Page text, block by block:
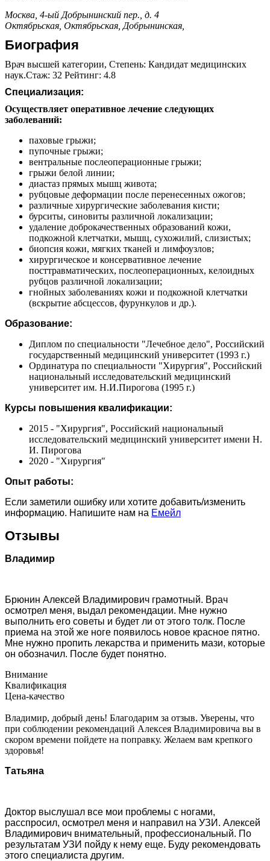
Москва, 4-ый Добрынинский пер., д. 4
Октябрьская, Октябрьская, Добрынинская,
Биография
Врач высшей категории, Степень: Кандидат медицинских
наук.Стаж: 32 Рейтинг: 4.8
Специализация:
Осуществляет оперативное лечение следующих
заболеваний:
паховые грыжи;
пупочные грыжи;
вентральные послеоперационные грыжи;
грыжи белой линии;
диастаз прямых мышц живота;
рубцовые деформации после перенесенных ожогов;
различные хирургические заболевания кисти;
бурситы, синовиты различной локализации;
удаление доброкачественных образований кожи,
подкожной клетчатки, мышц, сухожилий, слизистых;
биопсия кожи, мягких тканей и лимфоузлов;
хирургическое и консервативное лечение
посттравматических, послеоперационных, келоидных
рубцов различной локализации;
гнойных заболеваниях кожи и подкожной клетчатки
(вскрытие абсцессов, фурункулов и др.).
Образование:
Диплом по специальности "Лечебное дело", Российский
государственный медицинский университет (1993 г.)
Ординатура по специальности "Хирургия", Российский
национальный исследовательский медицинский
университет им. Н.И.Пирогова (1995 г.)
Курсы повышения квалификации:
2015 - "Хирургия", Российский национальный
исследовательский медицинский университет имени Н.
И. Пирогова
2020 - "Хирургия"
Опыт работы:
Если заметили ошибку или хотите добавить/изменить
информацию. Напишите нам на Емейл
Отзывы
Владимир
Брюнин Алексей Владимирович грамотный. Врач
осмотрел меня, выдал рекомендации. Мне нужно
выполнить его советы и будет ли от этого толк. После
приема на этой же ноге появилось новое красное пятно.
Мне нужно пропить лекарства и применить мази, которые
он обозначил. После будет понятно.
Внимание
Квалификация
Цена-качество
Владимир, добрый день! Благодарим за отзыв. Уверены, что
при соблюдении рекомендаций Алексея Владимировича вы в
скором времени пойдете на поправку. Желаем вам крепкого
здоровья!
Татьяна
Доктор выслушал все мои проблемы с ногами,
расспросил, осмотрел меня и направил на УЗИ. Алексей
Владимирович внимательный, профессиональный. По
результатам УЗИ пойду к нему еще. Буду рекомендовать
этого специалиста другим.